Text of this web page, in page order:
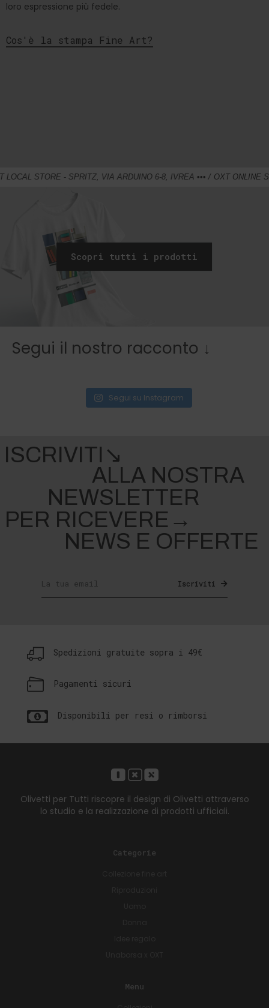
loro espressione più fedele.
Cos'è la stampa Fine Art?
- SPRITZ, VIA ARDUINO 6-8, IVREA ••• / OXT ONLINE SHOP -
Scopri tutti i prodotti
Segui il nostro racconto ↓
Segui su Instagram
ISCRIVITI↘︎
ALLA NOSTRA
PER RICEVERE→
NEWS E OFFERTE
NEWSLETTER
Iscriviti
Spedizioni gratuite sopra i 49€
Pagamenti sicuri
Disponibili per resi o rimborsi
Olivetti per Tutti riscopre il design di Olivetti attraverso
lo studio e la realizzazione di prodotti ufficiali.
Categorie
Menu